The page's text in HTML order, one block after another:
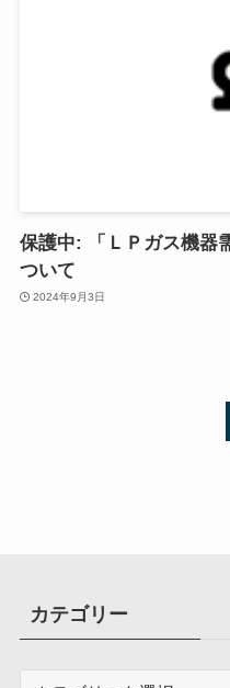
保護中: 「ＬＰガス機器
ついて
2024年9月3日
カテゴリー